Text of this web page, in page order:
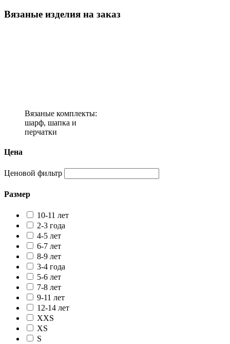
Вязаные изделия на заказ
Вязаные комплекты:
шарф, шапка и
перчатки
Цена
Ценовой фильтр
Размер
10-11 лет
2-3 года
4-5 лет
6-7 лет
8-9 лет
3-4 года
5-6 лет
7-8 лет
9-11 лет
12-14 лет
XXS
XS
S